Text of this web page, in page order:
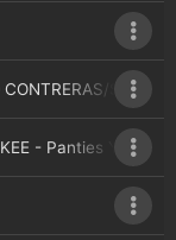
SARA
- Panties Y